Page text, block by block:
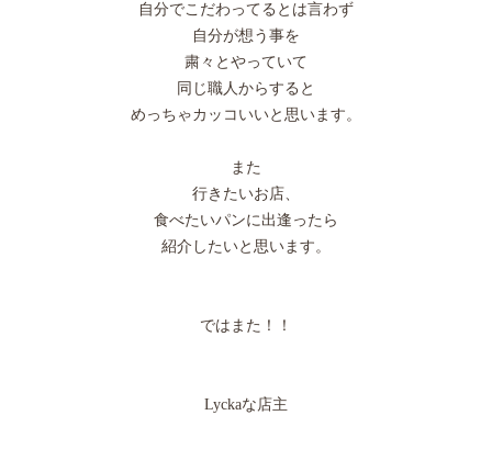
自分でこだわってるとは言わず
自分が想う事を
粛々とやっていて
同じ職人からすると
めっちゃカッコいいと思います。
また
行きたいお店、
食べたいパンに出逢ったら
紹介したいと思います。
ではまた！！
Lyckaな店主